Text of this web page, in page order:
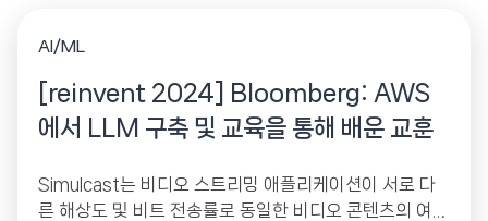
AI/ML
[reinvent 2024] Bloomberg: AWS
에서 LLM 구축 및 교육을 통해 배운 교훈
Simulcast는 비디오 스트리밍 애플리케이션이 서로 다
른 해상도 및 비트 전송률로 동일한 비디오 콘텐츠의 여러